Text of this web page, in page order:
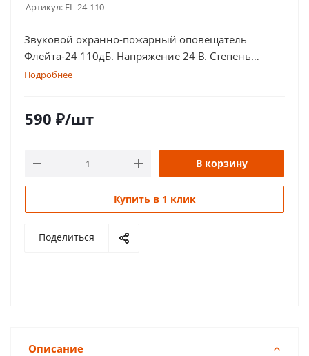
Артикул: FL-24-110
Звуковой охранно-пожарный оповещатель
Флейта-24 110дБ. Напряжение 24 В. Степень
защиты оболочки IP 55
Подробнее
590 ₽/шт
В корзину
Купить в 1 клик
Поделиться
Описание